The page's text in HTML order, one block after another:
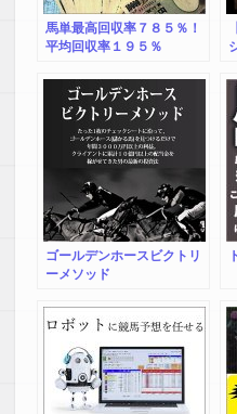
馬単最高回収率７８５％！
平均回収率１９５％
ゴールデンホースビクトリ
ーメソッド